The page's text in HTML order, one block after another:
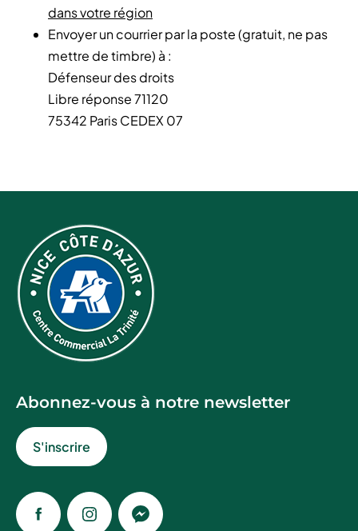
dans votre région
Envoyer un courrier par la poste (gratuit, ne pas
mettre de timbre) à :
Défenseur des droits
Libre réponse 71120
75342 Paris CEDEX 07
Abonnez-vous à notre newsletter
S'inscrire
FacebookInstagramMessenger